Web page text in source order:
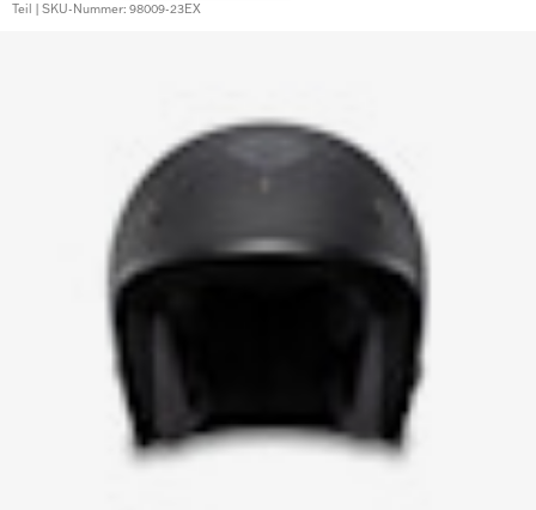
Teil | SKU-Nummer: 98009-23EX